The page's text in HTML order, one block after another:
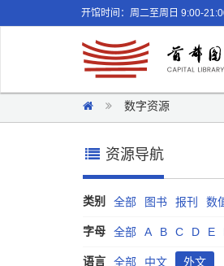
开馆时间：周二至周日 9:00-
数字资源
资源导航
类别 全部 图书 报刊 数
字母 全部 A B C D E
语言 全部 中文 外文